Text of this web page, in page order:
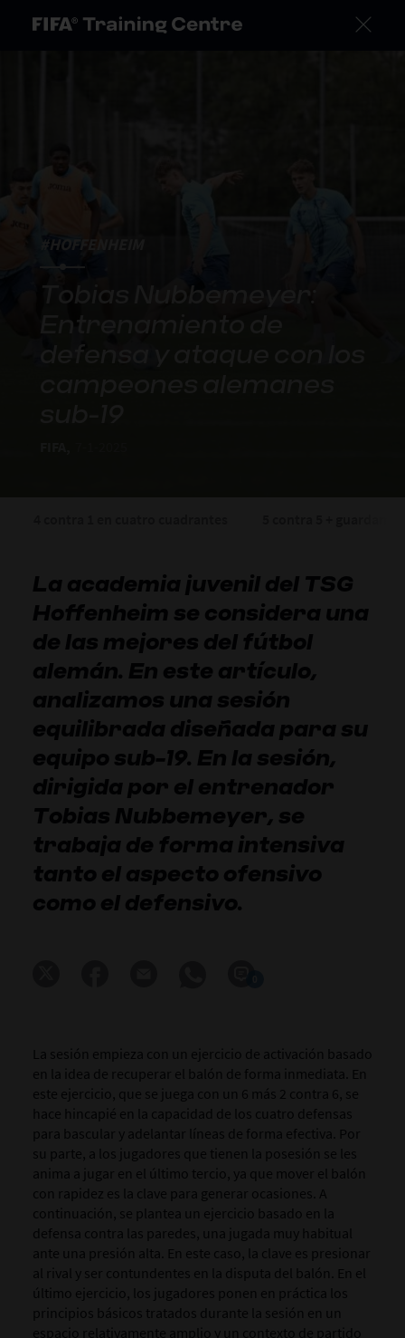
#HOFFENHEIM
Tobias Nubbemeyer:
Entrenamiento de
defensa y ataque con los
La academia juvenil del TSG
Hoffenheim se considera una
de las mejores del fútbol
alemán. En este artículo,
analizamos una sesión
equilibrada diseñada para su
equipo sub-19. En la sesión,
dirigida por el entrenador
Tobias Nubbemeyer, se
trabaja de forma intensiva
tanto el aspecto ofensivo
como el defensivo.
La sesión empieza con un ejercicio de activación basado
en la idea de recuperar el balón de forma inmediata. En
este ejercicio, que se juega con un 6 más 2 contra 6, se
hace hincapié en la capacidad de los cuatro defensas
para bascular y adelantar líneas de forma efectiva. Por
su parte, a los jugadores que tienen la posesión se les
anima a jugar en el último tercio, ya que mover el balón
con rapidez es la clave para generar ocasiones. A
continuación, se plantea un ejercicio basado en la
defensa contra las paredes, una jugada muy habitual
ante una presión alta. En este caso, la clave es presionar
al rival y ser contundentes en la disputa del balón. En el
último ejercicio, los jugadores ponen en práctica los
principios básicos tratados durante la sesión en un
espacio relativamente amplio y un contexto de partido